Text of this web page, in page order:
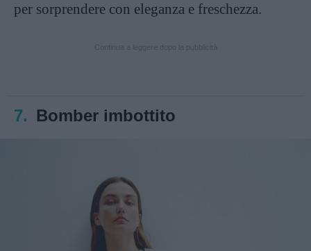
per sorprendere con eleganza e freschezza.
7. Bomber imbottito